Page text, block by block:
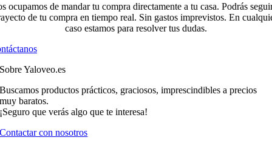
ocupamos de mandar tu compra directamente a tu casa. Podrás
de tu compra en tiempo real. Sin gastos imprevistos. En
caso estamos para resolver tus dudas.
Sobre Yaloveo.es
Buscamos productos prácticos, graciosos, imprescindibles a precios
muy baratos.
¡Seguro que verás algo que te interesa!
Contactar con nosotros